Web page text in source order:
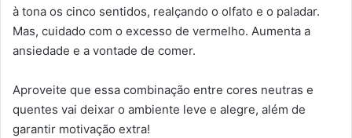
à tona os cinco sentidos, realçando o olfato e o paladar.
Mas, cuidado com o excesso de vermelho. Aumenta a
ansiedade e a vontade de comer.
Aproveite que essa combinação entre cores neutras e
quentes vai deixar o ambiente leve e alegre, além de
garantir motivação extra!